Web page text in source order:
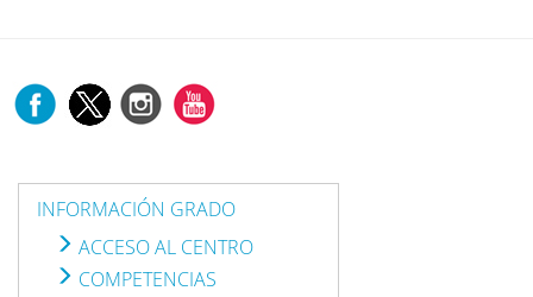
INFORMACIÓN GRADO
ACCESO AL CENTRO
COMPETENCIAS